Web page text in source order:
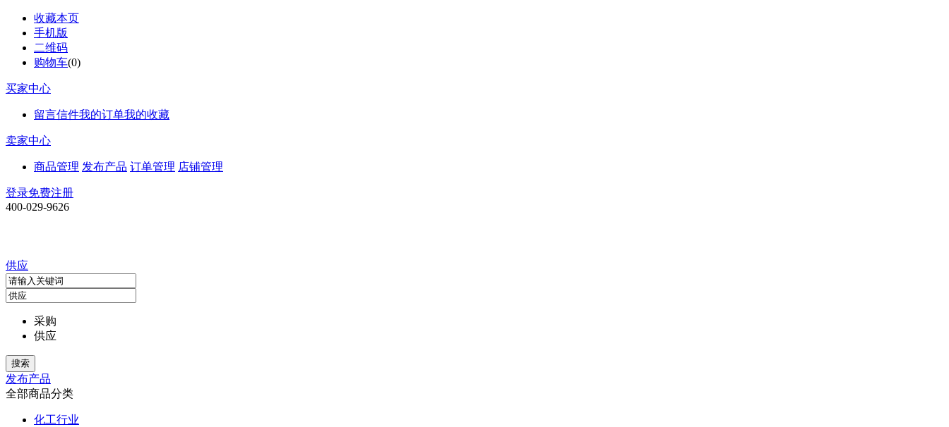
收藏本页
手机版
二维码
购物车(0)
买家中心
留言信件我的订单我的收藏
卖家中心
商品管理 发布产品 订单管理 店铺管理
登录免费注册
400-029-9626
供应
采购
供应
发布产品
全部商品分类
化工行业